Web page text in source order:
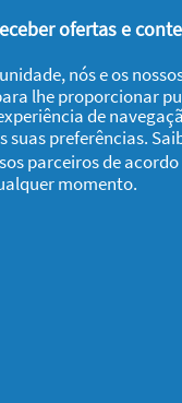
ofertas e
nós e os
lhe proporcionar
de
preferências.
parceiros de
momento.